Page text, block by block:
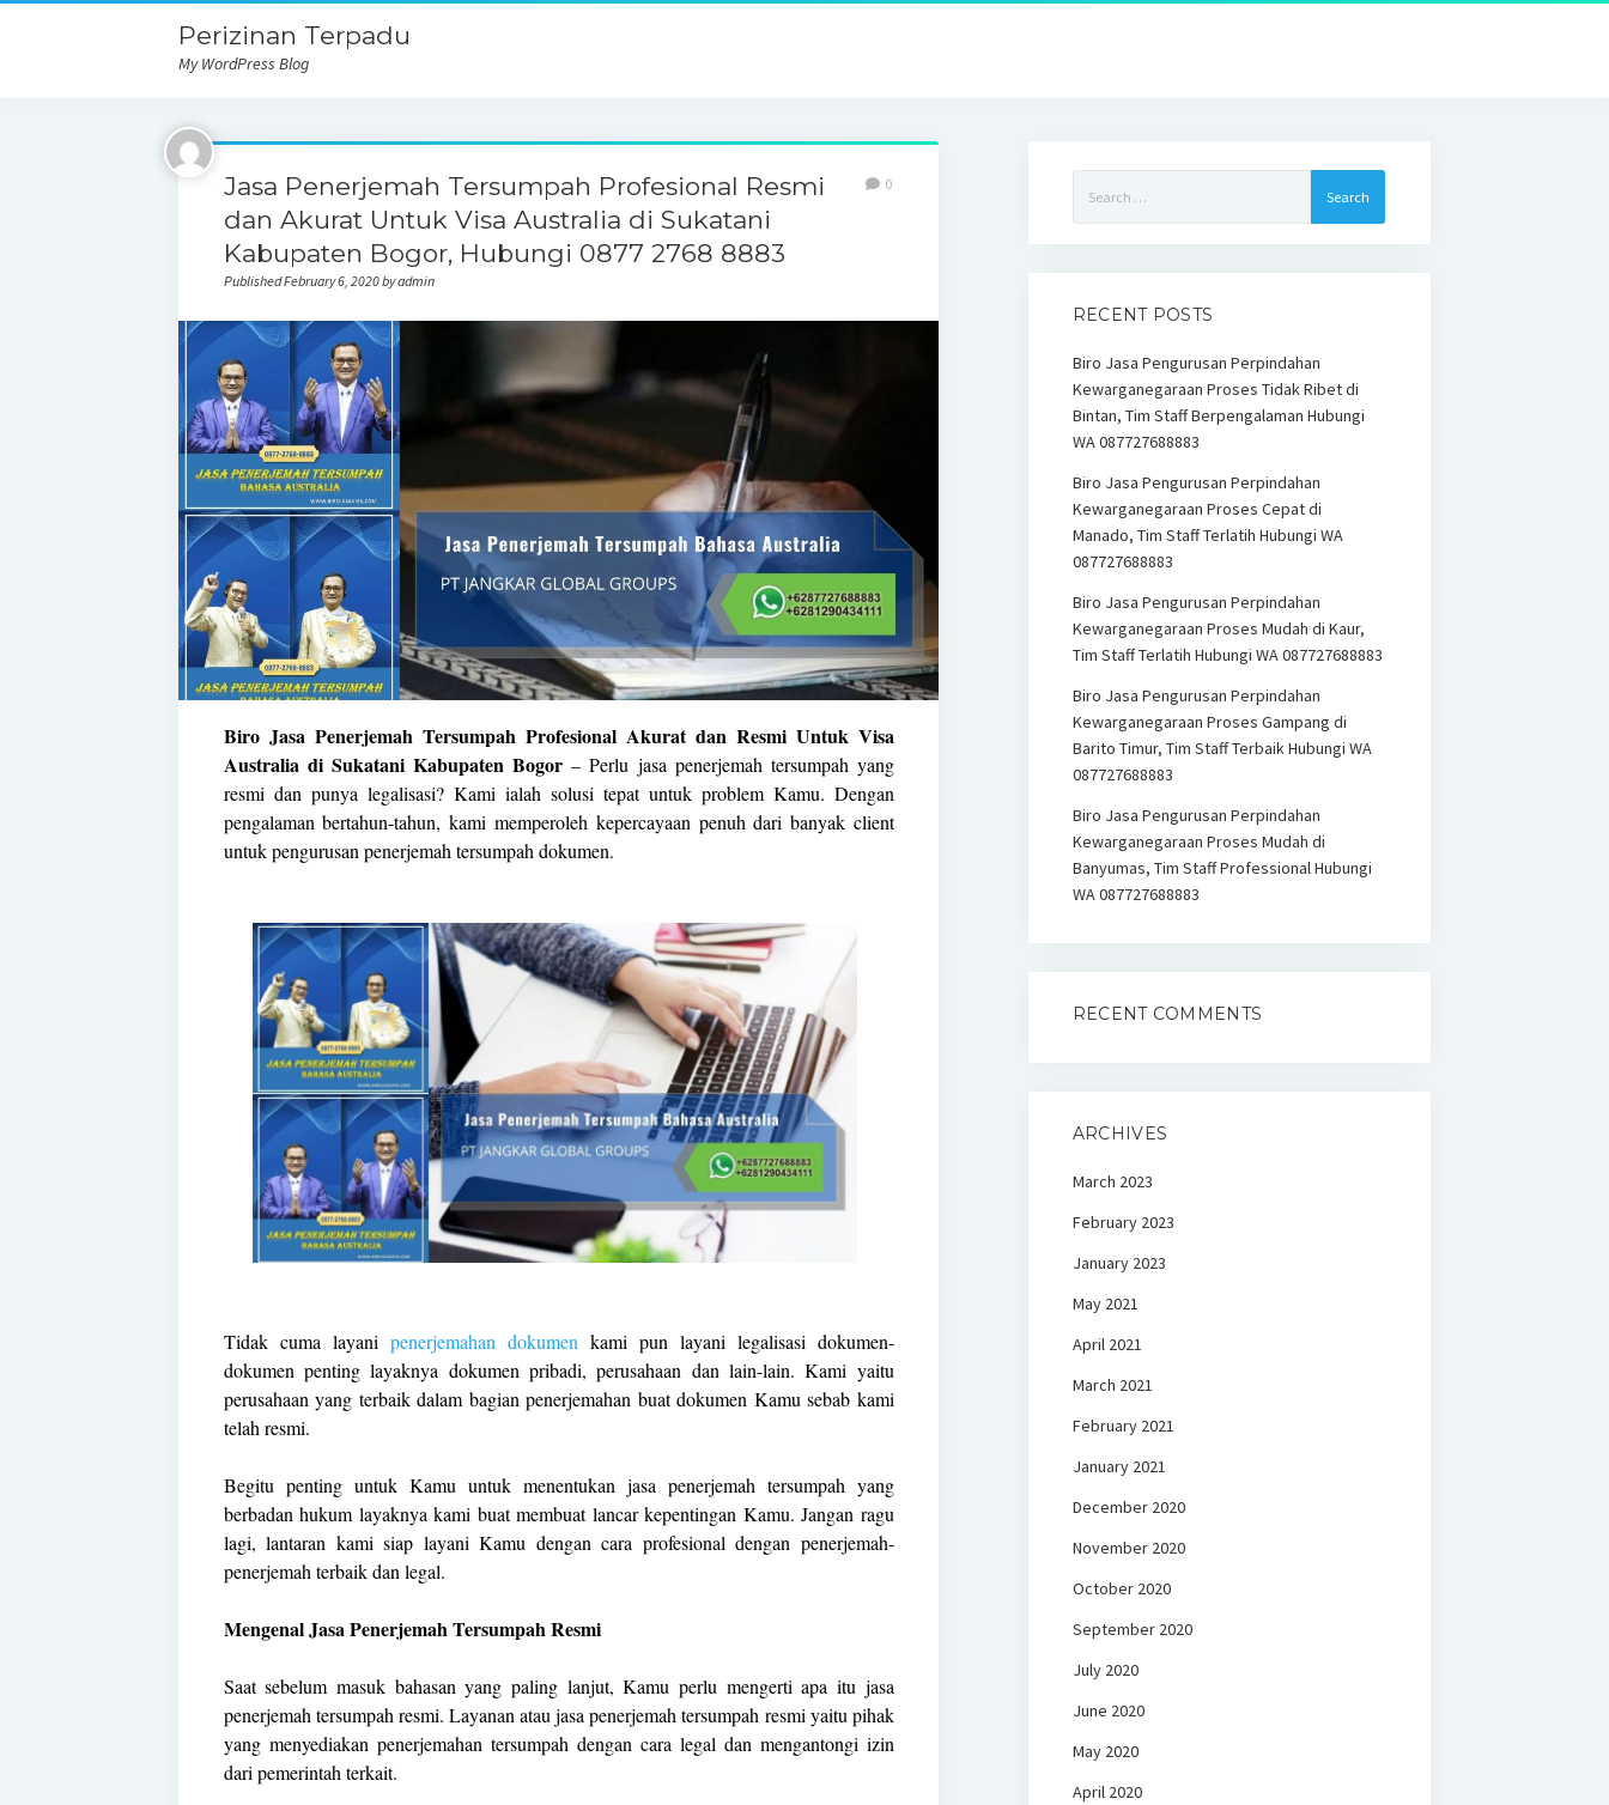
Perizinan Terpadu
My WordPress Blog
Jasa Penerjemah Tersumpah Profesional Resmi
dan Akurat Untuk Visa Australia di Sukatani
Kabupaten Bogor, Hubungi 0877 2768 8883
Published February 6, 2020 by admin
0
Biro Jasa Penerjemah Tersumpah Profesional Akurat dan Resmi Untuk Visa
Australia di Sukatani Kabupaten Bogor – Perlu jasa penerjemah tersumpah yang
resmi dan punya legalisasi? Kami ialah solusi tepat untuk problem Kamu. Dengan
pengalaman bertahun-tahun, kami memperoleh kepercayaan penuh dari banyak client
untuk pengurusan penerjemah tersumpah dokumen.
Tidak cuma layani penerjemahan dokumenkami pun layani legalisasi dokumen-
dokumen penting layaknya dokumen pribadi, perusahaan dan lain-lain. Kami yaitu
perusahaan yang terbaik dalam bagian penerjemahan buat dokumen Kamu sebab kami
telah resmi.
Begitu penting untuk Kamu untuk menentukan jasa penerjemah tersumpah yang
berbadan hukum layaknya kami buat membuat lancar kepentingan Kamu. Jangan ragu
lagi, lantaran kami siap layani Kamu dengan cara profesional dengan penerjemah-
penerjemah terbaik dan legal.
Mengenal Jasa Penerjemah Tersumpah Resmi
Saat sebelum masuk bahasan yang paling lanjut, Kamu perlu mengerti apa itu jasa
penerjemah tersumpah resmi. Layanan atau jasa penerjemah tersumpah resmi yaitu pihak
yang menyediakan penerjemahan tersumpah dengan cara legal dan mengantongi izin
dari pemerintah terkait.
for:
RECENT POSTS
Biro Jasa Pengurusan Perpindahan
Kewarganegaraan Proses Tidak Ribet di
Bintan, Tim Staff Berpengalaman Hubungi
WA 087727688883
Biro Jasa Pengurusan Perpindahan
Kewarganegaraan Proses Cepat di
Manado, Tim Staff Terlatih Hubungi WA
087727688883
Biro Jasa Pengurusan Perpindahan
Kewarganegaraan Proses Mudah di Kaur,
Tim Staff Terlatih Hubungi WA 087727688883
Biro Jasa Pengurusan Perpindahan
Kewarganegaraan Proses Gampang di
Barito Timur, Tim Staff Terbaik Hubungi WA
087727688883
Biro Jasa Pengurusan Perpindahan
Kewarganegaraan Proses Mudah di
Banyumas, Tim Staff Professional Hubungi
WA 087727688883
RECENT COMMENTS
ARCHIVES
March 2023
February 2023
January 2023
May 2021
April 2021
March 2021
February 2021
January 2021
December 2020
November 2020
October 2020
September 2020
July 2020
June 2020
May 2020
April 2020